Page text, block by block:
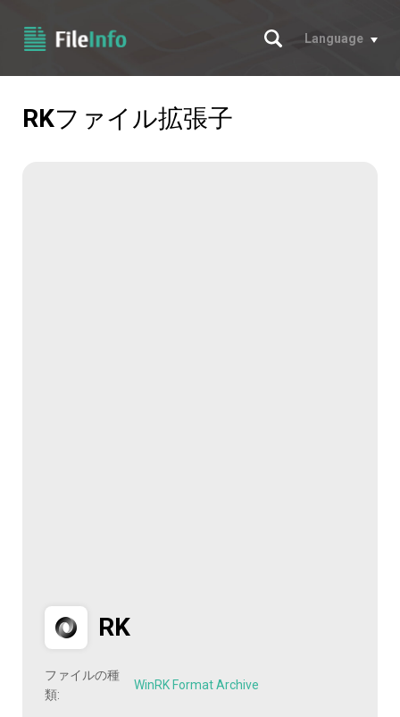
サーチ
Language
RKファイル拡張子
RK
ファイルの種
類:
WinRK Format Archive